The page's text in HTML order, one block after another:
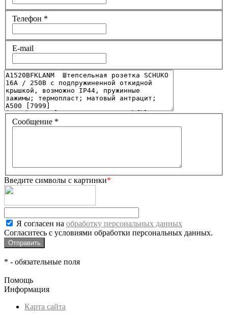
Телефон *
E-mail
Сообщение *
Введите символы с картинки*
Я согласен на обработку персональных данных
Согласитесь с условиями обработки персональных данных.
* - обязательные поля
Помощь
Информация
Карта сайта